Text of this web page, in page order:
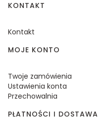
KONTAKT
Kontakt
MOJE KONTO
Twoje zamówienia
Ustawienia konta
Przechowalnia
PŁATNOŚCI I DOSTAWA